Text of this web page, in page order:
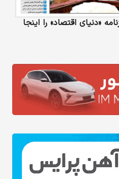
«دنیای‌ اقتصاد» را اینجا